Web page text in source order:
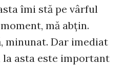
îmi stă pe vârful
mă abțin.
minunat. Dar imediat
la asta este important